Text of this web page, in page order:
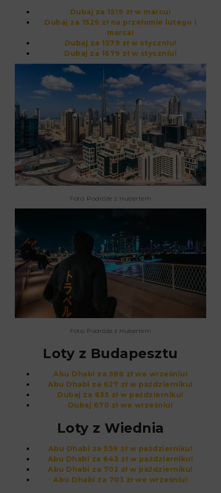
Dubaj za 1519 zł w marcu!
Dubaj za 1529 zł na przełomie lutego i
marca!
Dubaj za 1579 zł w styczniu!
Dubaj za 1679 zł w styczniu!
Foto: Podróże z Hubertem
Foto: Podróże z Hubertem
Loty z Budapesztu
Abu Dhabi za 588 zł we wrześniu!
Abu Dhabi za 627 zł w październiku!
Dubaj za 635 zł w październiku!
Dubaj 670 zł we wrześniu!
Loty z Wiednia
Abu Dhabi za 559 zł w październiku!
Abu Dhabi za 643 zł w październiku!
Abu Dhabi za 702 zł w październiku!
Abu Dhabi za 703 zł we wrześniu!